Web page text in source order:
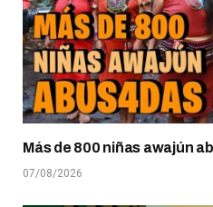
Más de 800 niñas awajún
07/08/2026